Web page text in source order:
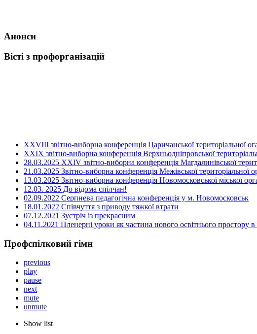
Анонси
Вісті з профорганізацій
ХХVIII звітно-виборна конференція Царичанської територіальної
XXIX звітно-виборна конференція Верхньодніпровської
28.03.2025 ХХІV звітно-виборна конференція Магдалинівської
21.03.2025 Звітно-виборна конференція Межівської територіальної
13.03.2025 Звітно-виборна конференція Новомосковської міської
12.03. 2025 До відома спілчан!
02.09.2022 Серпнева педагогічна конференція у м. Новомосковськ
18.01.2022 Співчуття з приводу тяжкої втрати
07.12.2021 Зустріч із прекрасним
04.11.2021 Пленерні уроки як частина нового освітнього простору
Профспілковий гімн
previous
play
pause
next
mute
unmute
Show list